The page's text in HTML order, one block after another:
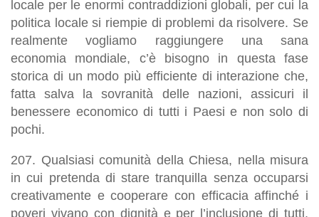
locale per le enormi contraddizioni globali, per cui la
politica locale si riempie di problemi da risolvere. Se
realmente vogliamo raggiungere una sana
economia mondiale, c’è bisogno in questa fase
storica di un modo più efficiente di interazione che,
fatta salva la sovranità delle nazioni, assicuri il
benessere economico di tutti i Paesi e non solo di
pochi.
207. Qualsiasi comunità della Chiesa, nella misura
in cui pretenda di stare tranquilla senza occuparsi
creativamente e cooperare con efficacia affinché i
poveri vivano con dignità e per l’inclusione di tutti,